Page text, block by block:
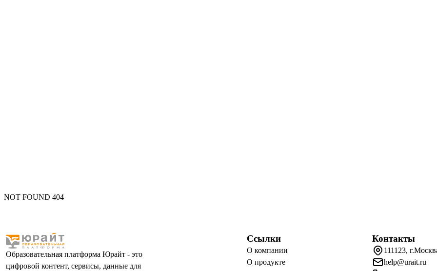
NOT FOUND 404
Образовательная платформа Юрайт - это
цифровой контент, сервисы, данные для
Ссылки
О компании
О продукте
Контакты
111123,
help@urait.ru